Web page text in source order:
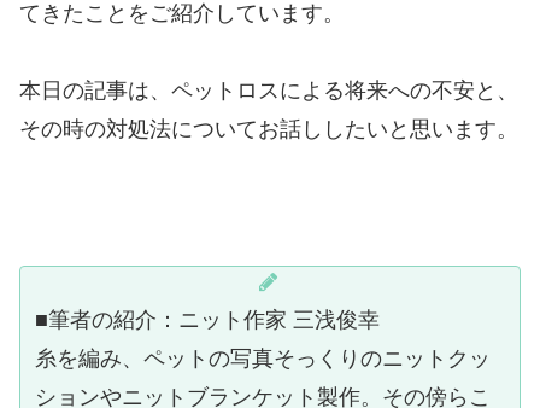
てきたことをご紹介しています。
本日の記事は、ペットロスによる将来への不安と、
その時の対処法についてお話ししたいと思います。
■筆者の紹介：ニット作家 三浅俊幸
糸を編み、ペットの写真そっくりのニットクッ
ションやニットブランケット製作。その傍らこ